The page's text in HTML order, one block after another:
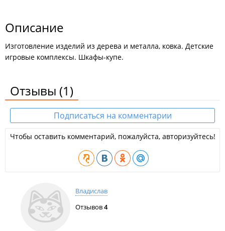
Описание
Изготовление изделий из дерева и металла, ковка. Детские
игровые комплексы. Шкафы-купе.
Отзывы (1)
Подписаться на комментарии
Чтобы оставить комментарий, пожалуйста, авторизуйтесь!
Владислав
Отзывов4